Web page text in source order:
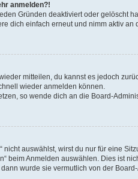
anmelden?!
Gründen deaktiviert oder gelöscht
dich einfach erneut und nimm aktiv an
mitteilen, du kannst es jedoch
wieder anmelden können.
so wende dich an die Board-
auswählst, wirst du nur für eine
beim Anmelden auswählen. Dies ist
wurde sie vermutlich von der